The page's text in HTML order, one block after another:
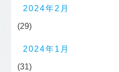
2024年2月
(29)
2024年1月
(31)